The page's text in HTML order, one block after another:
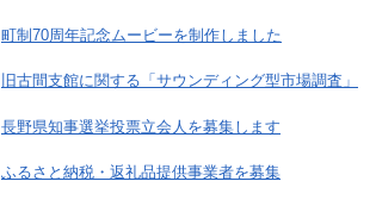
町制70周年記念ムービーを制作しました
旧古間支館に関する「サウンディング型市場調査」
長野県知事選挙投票立会人を募集します
ふるさと納税・返礼品提供事業者を募集